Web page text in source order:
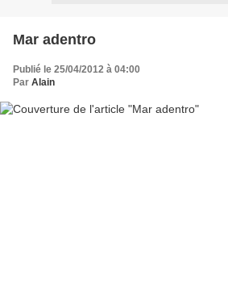
Mar adentro
Publié le 25/04/2012 à 04:00
Par Alain